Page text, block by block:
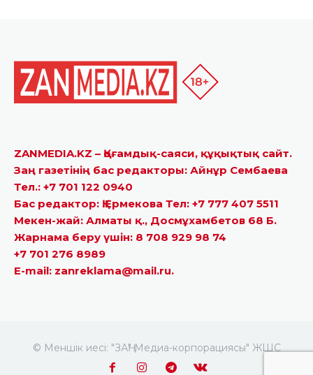
ZANMEDIA.KZ – Қоғамдық-саяси, құқықтық сайт.
Заң газетінің бас редакторы: Айнұр Сембаева
Тел.: +7 701 122 0940
Бас редактор: Қ.Ермекова Тел: +7 777 407 5511
Мекен-жай: Алматы қ., Досмұхамбетов 68 Б.
Жарнама беру үшін: 8 708 929 98 74
+7 701 276 8989
E-mail: zanreklama@mail.ru.
© Меншік иесі: "ЗАҢ" Медиа-корпорациясы" ЖШС